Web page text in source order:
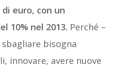
euro, con un
10% nel 2013. Perché –
bisogna
innovare, avere nuove